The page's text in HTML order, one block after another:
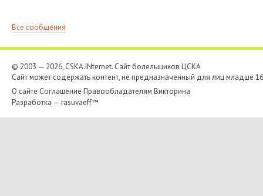
Все сообщения
© 2003 — 2026, CSKA.INternet. Cайт болельщиков ЦСКА
Сайт может содержать контент, не предназначенный для лиц младше
О сайте Соглашение Правообладателям Викторина
Разработка — rasuvaeff™